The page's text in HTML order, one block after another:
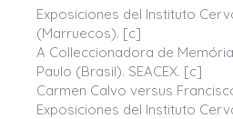
Exposiciones del Instituto
(Marruecos). [c]
A Colleccionadora de
Paulo (Brasil). SEACEX. [c]
Carmen Calvo versus
Exposiciones del Instituto